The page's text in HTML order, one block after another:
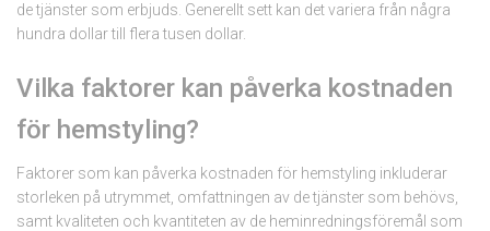
de tjänster som erbjuds. Generellt sett kan det variera från några
hundra dollar till flera tusen dollar.
Vilka faktorer kan påverka kostnaden
för hemstyling?
Faktorer som kan påverka kostnaden för hemstyling inkluderar
storleken på utrymmet, omfattningen av de tjänster som behövs,
samt kvaliteten och kvantiteten av de heminredningsföremål som